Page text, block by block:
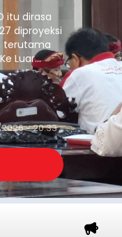
itu dirasa
diproyeksi
terutama
Luar
- 20:33